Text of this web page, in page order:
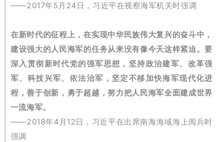
——2017年5月24日，习近平在视察海军机关时强调
在新时代的征程上，在实现中华民族伟大复兴的奋斗中，
建设强大的人民海军的任务从来没有像今天这样紧迫。要
深入贯彻新时代党的强军思想，坚持政治建军、改革强
军、科技兴军、依法治军，坚定不移加快海军现代化进
程，善于创新，勇于超越，努力把人民海军全面建成世界
一流海军。
——2018年4月12日，习近平在出席南海海域海上阅兵时
强调